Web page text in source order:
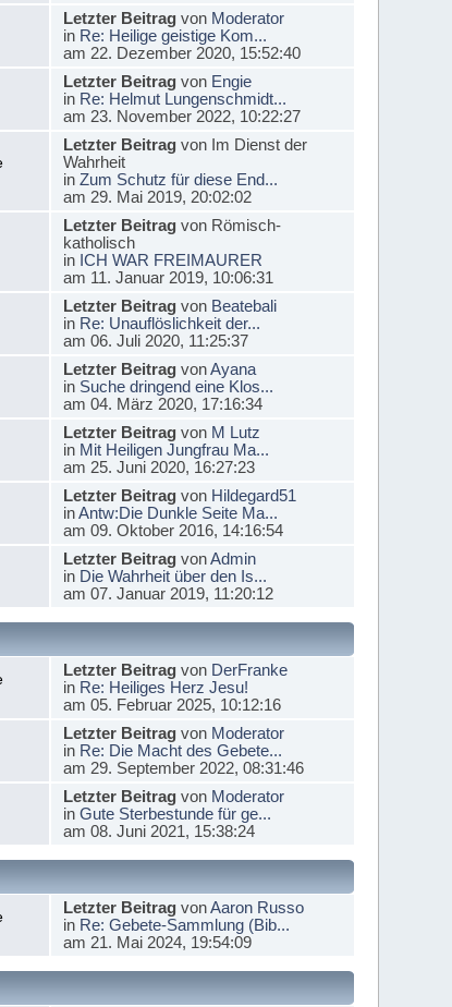
Letzter Beitragvon Moderator
in Re: Heilige geistige Kom...
am 22. Dezember 2020, 15:52:40
Letzter Beitragvon Engie
in Re: Helmut Lungenschmidt...
am 23. November 2022, 10:22:27
Letzter Beitragvon Im Dienst der
Wahrheit
in Zum Schutz für diese End...
am 29. Mai 2019, 20:02:02
Letzter Beitragvon Römisch-
katholisch
in ICH WAR FREIMAURER
am 11. Januar 2019, 10:06:31
Letzter Beitragvon Beatebali
in Re: Unauflöslichkeit der...
am 06. Juli 2020, 11:25:37
Letzter BeitragvonAyana
in Suche dringend eine Klos...
am 04. März 2020, 17:16:34
Letzter Beitragvon M Lutz
in Mit Heiligen Jungfrau Ma...
am 25. Juni 2020, 16:27:23
Letzter Beitragvon Hildegard51
inAntw:Die Dunkle Seite Ma...
am 09. Oktober 2016, 14:16:54
Letzter BeitragvonAdmin
in Die Wahrheit über den Is...
am 07. Januar 2019, 11:20:12
Letzter Beitragvon DerFranke
in Re: Heiliges Herz Jesu!
am 05. Februar 2025, 10:12:16
Letzter Beitragvon Moderator
in Re: Die Macht des Gebete...
am 29. September 2022, 08:31:46
Letzter Beitragvon Moderator
in Gute Sterbestunde für ge...
am 08. Juni 2021, 15:38:24
Letzter BeitragvonAaron Russo
in Re: Gebete-Sammlung (Bib...
am 21. Mai 2024, 19:54:09